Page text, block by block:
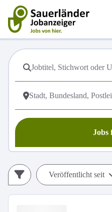
Jobs
Veröffentlicht seit